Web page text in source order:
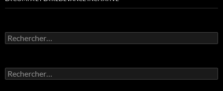
Rechercher :
Rechercher :